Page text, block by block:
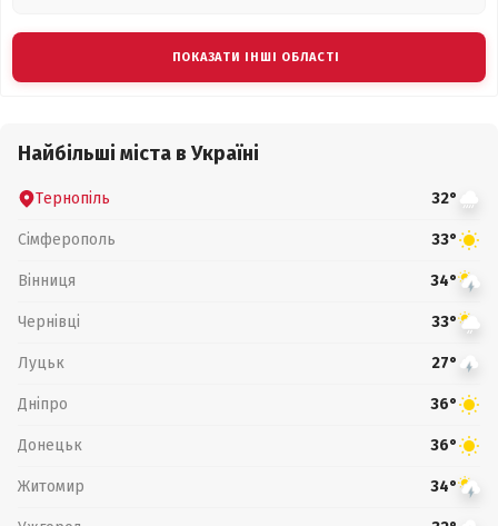
ПОКАЗАТИ ІНШІ ОБЛАСТІ
Найбільші міста в Україні
Тернопіль 32°
Сімферополь 33°
Вінниця 34°
Чернівці 33°
Луцьк 27°
Дніпро 36°
Донецьк 36°
Житомир 34°